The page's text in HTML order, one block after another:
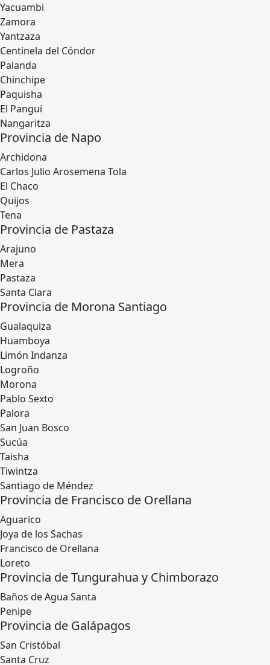
Yacuambi
Zamora
Yantzaza
Centinela del Cóndor
Palanda
Chinchipe
Paquisha
El Pangui
Nangaritza
Provincia de Napo
Archidona
Carlos Julio Arosemena Tola
El Chaco
Quijos
Tena
Provincia de Pastaza
Arajuno
Mera
Pastaza
Santa Clara
Provincia de Morona Santiago
Gualaquiza
Huamboya
Limón Indanza
Logroño
Morona
Pablo Sexto
Palora
San Juan Bosco
Sucúa
Taisha
Tiwintza
Santiago de Méndez
Provincia de Francisco de Orellana
Aguarico
Joya de los Sachas
Francisco de Orellana
Loreto
Provincia de Tungurahua y Chimborazo
Baños de Agua Santa
Penipe
Provincia de Galápagos
San Cristóbal
Santa Cruz